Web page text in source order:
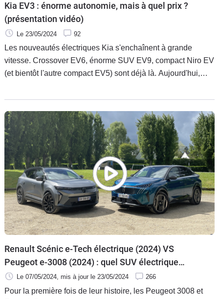
Kia EV3 : énorme autonomie, mais à quel prix ?
(présentation vidéo)
Le 23/05/2024 92
Les nouveautés électriques Kia s'enchaînent à grande
vitesse. Crossover EV6, énorme SUV EV9, compact Niro EV
(et bientôt l'autre compact EV5) sont déjà là. Aujourd'hui,
énorme batterie de 81,4 kWh de capacité, il espère proposer
600 km d'autonomie homologuée ! Mais à quel prix ? On ne
le sait pas encore...
Renault Scénic e-Tech électrique (2024) VS
Peugeot e-3008 (2024) : quel SUV électrique
français acheter ? (Comparatif vidéo)
Le 07/05/2024, mis à jour le 23/05/2024 266
Pour la première fois de leur histoire, les Peugeot 3008 et